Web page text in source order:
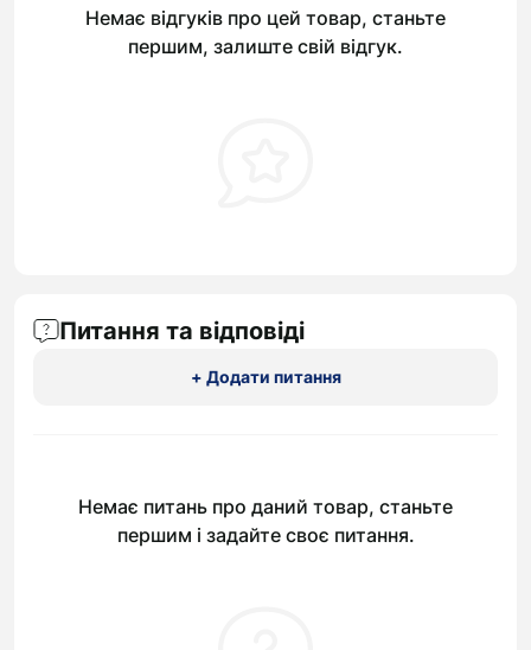
Немає відгуків про цей товар, станьте
першим, залиште свій відгук.
Питання та відповіді
+ Додати питання
Немає питань про даний товар, станьте
першим і задайте своє питання.